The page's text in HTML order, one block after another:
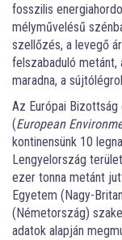
fosszilis
mélyművelésű
szellőzés, a levegő
felszabaduló metánt,
maradna, a
Az Európai
(European
kontinensünk 10
Lengyelország
ezer tonna metánt
Egyetem (Nagy-
(Németország)
adatok alapján